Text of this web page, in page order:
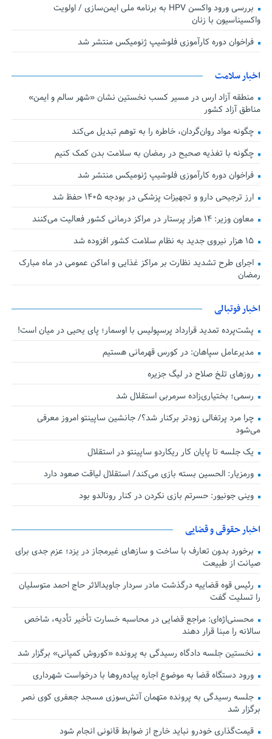
بررسی ورود واکسن HPV به برنامه ملی ایمن‌سازی / اولویت
واکسیناسیون با زنان
فراخوان دوره کارآموزی فلوشیپ ژنومیکس منتشر شد
اخبار سلامت
منطقه آزاد ارس در مسیر کسب نخستین نشان «شهر سالم و ایمن»
مناطق آزاد کشور
چگونه مواد روان‌گردان، خاطره را به توهم تبدیل می‌کند
چگونه با تغذیه صحیح در رمضان به سلامت بدن کمک کنیم
فراخوان دوره کارآموزی فلوشیپ ژنومیکس منتشر شد
ارز ترجیحی دارو و تجهیزات پزشکی در بودجه ۱۴۰۵ حفظ شد
معاون وزیر: ۱۴ هزار پرستار در مراکز درمانی کشور فعالیت می‌کنند
۱۵ هزار نیروی جدید به نظام سلامت کشور افزوده شد
اجرای طرح تشدید نظارت بر مراکز غذایی و اماکن عمومی در ماه مبارک
رمضان
اخبار فوتبالی
پشت‌پرده تمدید قرارداد پرسپولیس با اوسمار؛ پای یحیی در میان است!
مدیرعامل سپاهان: در کورس قهرمانی هستیم
روزهای تلخ صلاح در لیگ جزیره
رسمی؛ بختیاری‌زاده سرمربی استقلال شد
چرا مرد پرتغالی زودتر برکنار شد؟/ جانشین ساپینتو امروز معرفی
می‌شود
یک جلسه تا پایان کار ریکاردو ساپینتو در استقلال
ورمزیار: الحسین بسته بازی می‌کند/ استقلال لیاقت صعود دارد
وینی جونیور: حسرتم بازی نکردن در کنار رونالدو بود
اخبار حقوقی و قضایی
برخورد بدون تعارف با ساخت‌ و سازهای غیرمجاز در یزد؛ عزم جدی برای
صیانت از طبیعت
رئیس قوه قضاییه درگذشت مادر سردار جاویدالاثر حاج احمد متوسلیان
را تسلیت گفت
محسنی‌اژه‌ای: مراجع قضایی در محاسبه خسارت تأخیر تأدیه، شاخص
سالانه را مبنا قرار دهند
نخستین جلسه دادگاه رسیدگی به پرونده «کوروش کمپانی» برگزار شد
ورود دستگاه قضا به موضوع اجاره پیاده‌روها با درخواست شهرداری
جلسه رسیدگی به پرونده متهمان آتش‌سوزی مسجد جعفری کوی نصر
برگزار شد
قیمت‌گذاری خودرو نباید خارج از ضوابط قانونی انجام شود